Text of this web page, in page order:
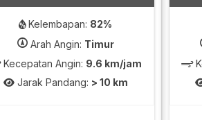
Kelembapan: 82%
Arah Angin: Timur
Kecepatan Angin: 9.6 km/jam
Jarak Pandang: > 10 km